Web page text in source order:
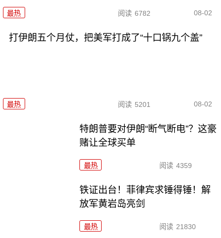
最热 阅读 6782 08-02
打伊朗五个月仗，把美军打成了“十口锅九个盖”
最热 阅读 5201 08-02
特朗普要对伊朗“断气断电”？这豪
赌让全球买单
最热 阅读 4359
铁证出台！菲律宾求锤得锤！解
放军黄岩岛亮剑
最热 阅读 21830